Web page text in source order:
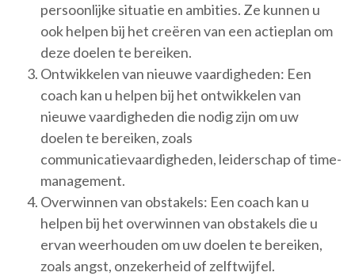
persoonlijke situatie en ambities. Ze kunnen u
ook helpen bij het creëren van een actieplan om
deze doelen te bereiken.
Ontwikkelen van nieuwe vaardigheden: Een
coach kan u helpen bij het ontwikkelen van
nieuwe vaardigheden die nodig zijn om uw
doelen te bereiken, zoals
communicatievaardigheden, leiderschap of time-
management.
Overwinnen van obstakels: Een coach kan u
helpen bij het overwinnen van obstakels die u
ervan weerhouden om uw doelen te bereiken,
zoals angst, onzekerheid of zelftwijfel.